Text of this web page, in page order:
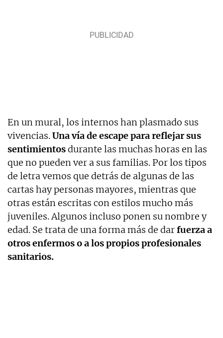
En un mural, los internos han plasmado sus
vivencias.Una vía de escape para reflejar sus
sentimientosdurante las muchas horas en las
que no pueden ver a sus familias. Por los tipos
de letra vemos que detrás de algunas de las
cartas hay personas mayores, mientras que
otras están escritas con estilos mucho más
juveniles. Algunos incluso ponen su nombre y
edad. Se trata de una forma más de darfuerza a
otros enfermos o a los propios profesionales
sanitarios.